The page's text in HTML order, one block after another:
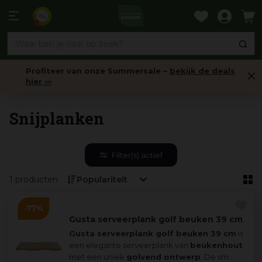
naar
Profiteer van onze Summersale – bekijk de deals
hier ›››
Snijplanken
Filter(s) actief
1 producten
Gusta serveerplank golf beuken 39 cm
Gusta serveerplank golf beuken 39 cm is
een elegante serveerplank van beukenhout
met een uniek golvend ontwerp . De sm